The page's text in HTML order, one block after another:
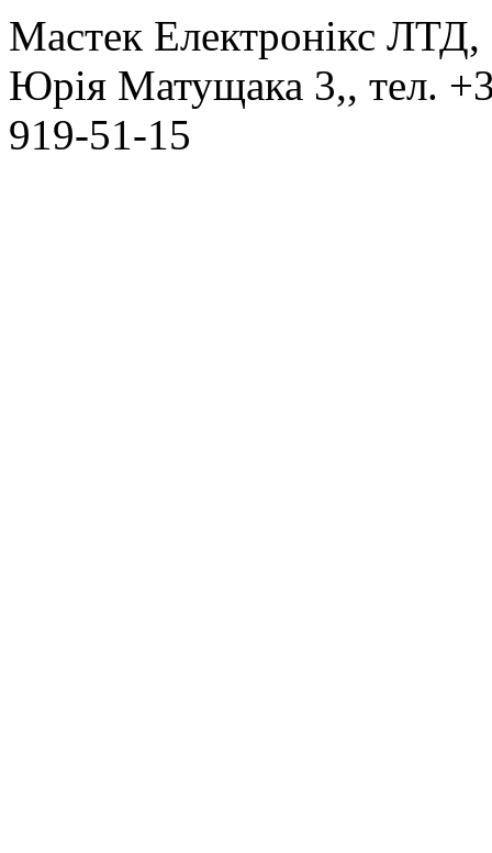
Мастек Електронікс ЛТД,
Юрія Матущака 3,, тел.
919-51-15